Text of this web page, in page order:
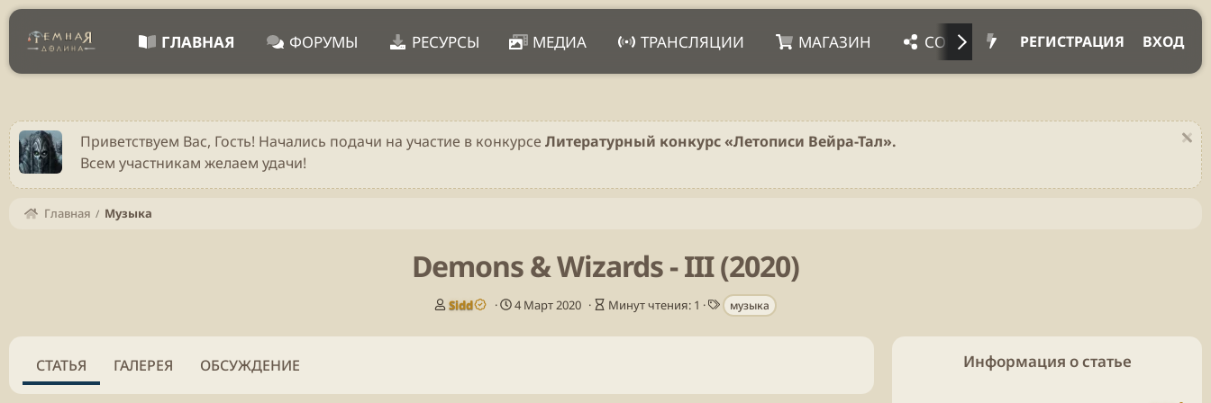
ГЛАВНАЯ ФОРУМЫ РЕСУРСЫ МЕДИА ТРАНСЛЯЦИИ МАГАЗИН СОЦ. СЕТИ ПРОЧЕЕ ВХОД
РЕГИСТРАЦИЯ
Приветствуем Вас, Гость! Начались подачи на участие в конкурсе Литературный конкурс «Летописи Вейра-Тал».
Всем участникам желаем удачи!
Главная Музыка
Demons & Wizards - III (2020)
А
т
Sidd
Д
т
4 Март 2020
В
е
Минут чтения: 1
Т
е
г
музыка
СТАТЬЯ ГАЛЕРЕЯ ОБСУЖДЕНИЕ Информация о статье